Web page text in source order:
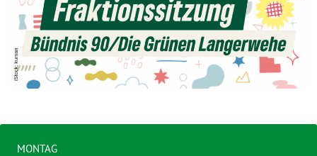
MONTAG